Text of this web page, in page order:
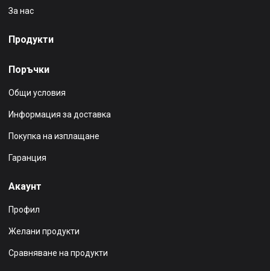
За нас
Продукти
Поръчки
Общи условия
Информация за доставка
Покупка на изплащане
Гаранция
Акаунт
Профил
Желани продукти
Сравняване на продукти